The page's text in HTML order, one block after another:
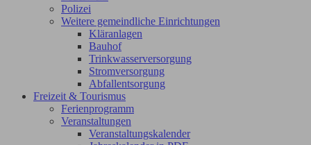
Polizei
Weitere gemeindliche Einrichtungen
Kläranlagen
Bauhof
Trinkwasserversorgung
Stromversorgung
Abfallentsorgung
Freizeit & Tourismus
Ferienprogramm
Veranstaltungen
Veranstaltungskalender